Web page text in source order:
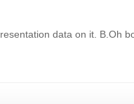
data on it. B.Oh